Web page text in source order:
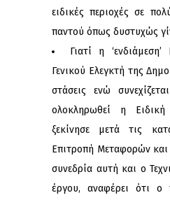
ειδικές περιοχές σε
παντού όπως δυστυχώς
Γιατί η
Γενικού Ελεγκτή της
στάσεις ενώ
ολοκληρωθεί η
ξεκίνησε μετά τις
Επιτροπή Μεταφορών
συνεδρία αυτή και ο
έργου, αναφέρει ότι ο